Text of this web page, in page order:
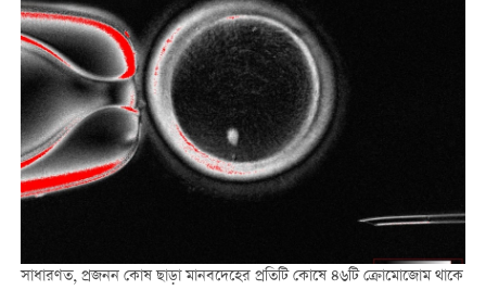
সাধারণত, প্রজনন কোষ ছাড়া মানবদেহের প্রতিটি কোষে ৪৬টি ক্রোমোজোম থাকে